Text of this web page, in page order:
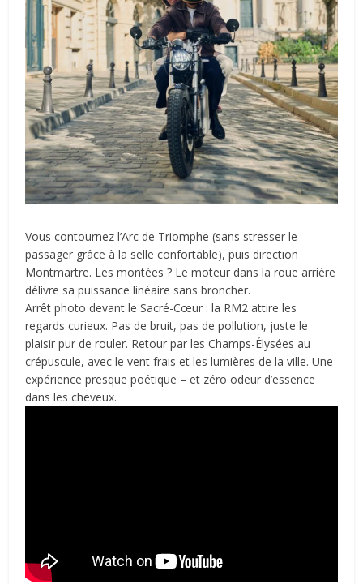
Vous contournez l’Arc de Triomphe (sans stresser le
passager grâce à la selle confortable), puis direction
Montmartre. Les montées ? Le moteur dans la roue arrière
délivre sa puissance linéaire sans broncher.
Arrêt photo devant le Sacré-Cœur : la RM2 attire les
regards curieux. Pas de bruit, pas de pollution, juste le
plaisir pur de rouler. Retour par les Champs-Élysées au
crépuscule, avec le vent frais et les lumières de la ville. Une
expérience presque poétique – et zéro odeur d’essence
dans les cheveux.